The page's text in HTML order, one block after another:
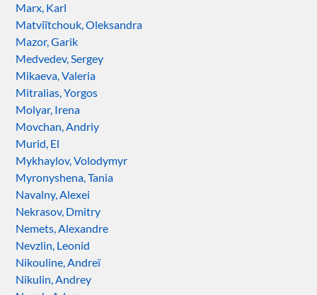
Marx, Karl
Matviïtchouk, Oleksandra
Mazor, Garik
Medvedev, Sergey
Mikaeva, Valeria
Mitralias, Yorgos
Molyar, Irena
Movchan, Andriy
Murid, El
Mykhaylov, Volodymyr
Myronyshena, Tania
Navalny, Alexei
Nekrasov, Dmitry
Nemets, Alexandre
Nevzlin, Leonid
Nikouline, Andreï
Nikulin, Andrey